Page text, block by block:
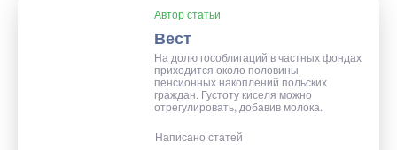
Автор статьи
Вест
На долю гособлигаций в частных фондах
приходится около половины
пенсионных накоплений польских
граждан. Густоту киселя можно
отрегулировать, добавив молока.
Написано статей